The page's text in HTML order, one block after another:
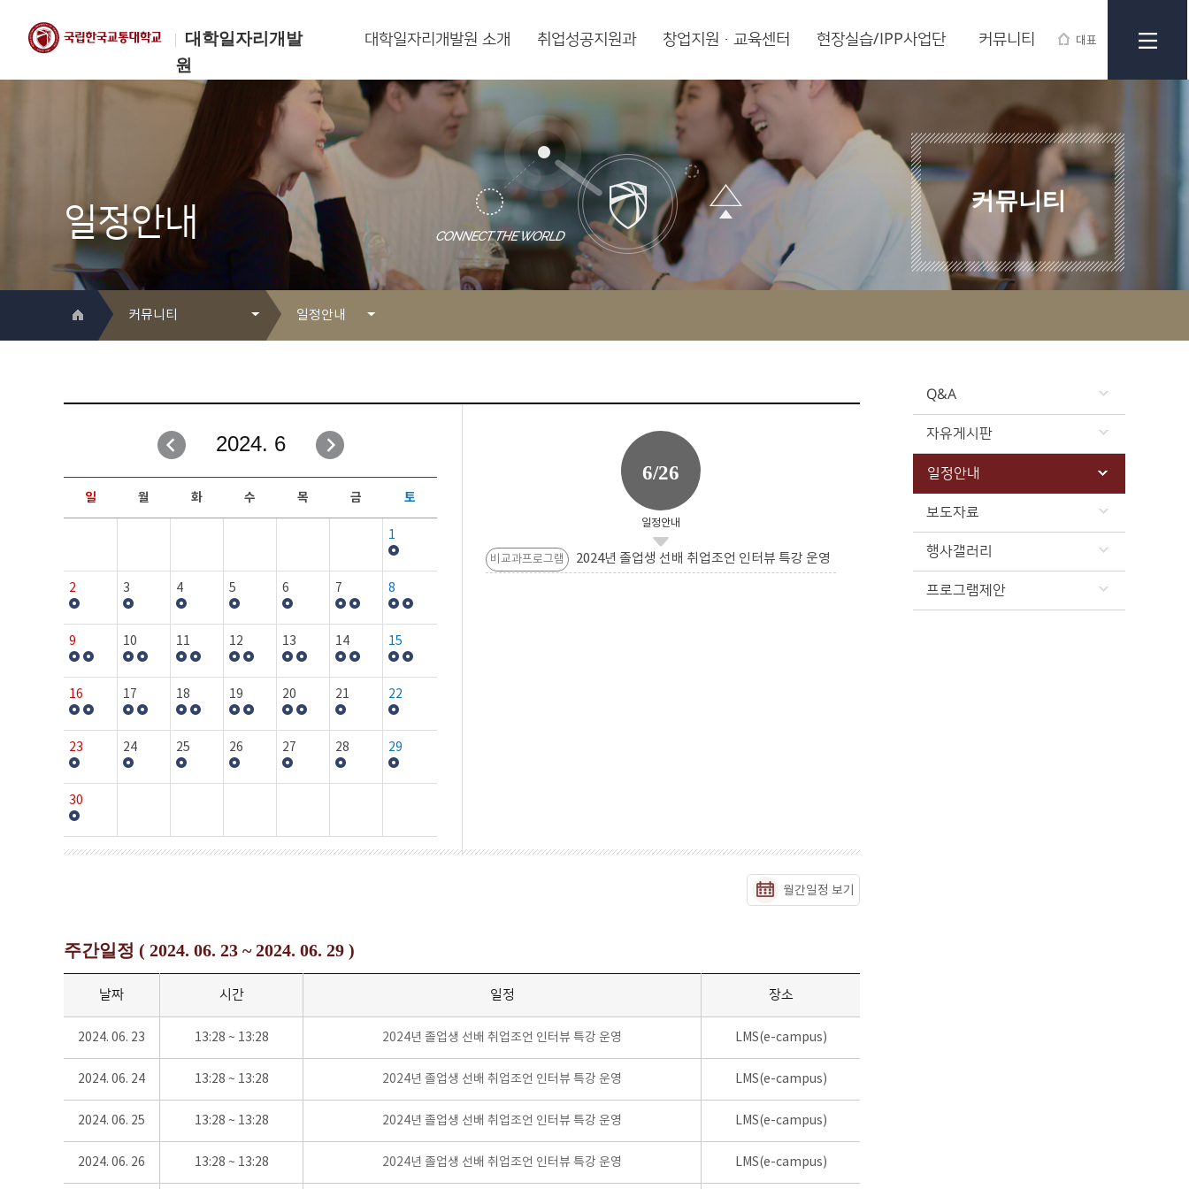
대학일자리개발
원
대표
한국교통대학교
대학일자리개발원
대학일자리개발원 소개 취업성공지원과 창업지원·교육센터 현장실습/IPP사업단 커뮤니티
일정안내
커뮤니티
커뮤니티
취업성공지원과
창업지원·교육센터
현장실습/IPP사업단
커뮤니티
일정안내
자유게시판
일정안내
보도자료
행사갤러리
Q&A
자유게시판
일정안내
보도자료
행사갤러리
프로그램제안
2024. 6
일 월 화 수 목 금 토
1
2 3 4 5 6 7 8
9 10 11 12 13 14 15
16 17 18 19 20 21 22
23 24 25 26 27 28 29
30
6/26
일정안내
비교과프로그램 2024년 졸업생 선배 취업조언 인터뷰 특강 운영
월간일정 보기
주간일정 ( 2024. 06. 23 ~ 2024. 06. 29 )
날짜 시간 일정 장소
2024. 06. 23 13:28 ~ 13:28 2024년 졸업생 선배 취업조언 인터뷰 특강 운영 LMS(e-campus)
2024. 06. 24 13:28 ~ 13:28 2024년 졸업생 선배 취업조언 인터뷰 특강 운영 LMS(e-campus)
2024. 06. 25 13:28 ~ 13:28 2024년 졸업생 선배 취업조언 인터뷰 특강 운영 LMS(e-campus)
2024. 06. 26 13:28 ~ 13:28 2024년 졸업생 선배 취업조언 인터뷰 특강 운영 LMS(e-campus)